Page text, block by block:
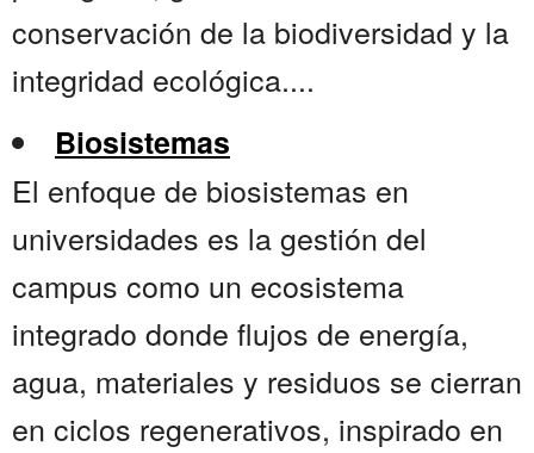
conservación de la biodiversidad y la
integridad ecológica....
Biosistemas
El enfoque de biosistemas en
universidades es la gestión del
campus como un ecosistema
integrado donde flujos de energía,
agua, materiales y residuos se cierran
en ciclos regenerativos, inspirado en